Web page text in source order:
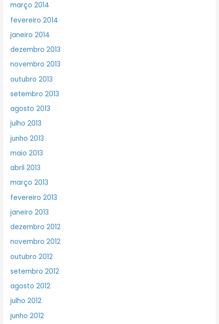
março 2014
fevereiro 2014
janeiro 2014
dezembro 2013
novembro 2013
outubro 2013
setembro 2013
agosto 2013
julho 2013
junho 2013
maio 2013
abril 2013
março 2013
fevereiro 2013
janeiro 2013
dezembro 2012
novembro 2012
outubro 2012
setembro 2012
agosto 2012
julho 2012
junho 2012